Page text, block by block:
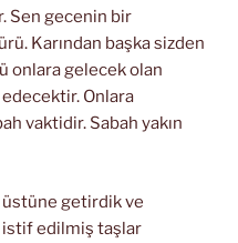
Sen gecenin bir
Karından başka sizden
onlara gelecek olan
Onlara
vaktidir. Sabah yakın
üstüne getirdik ve
istif edilmiş taşlar